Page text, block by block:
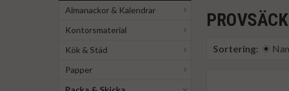
Almanackor & Kalendrar
Kontorsmaterial
Kök & Städ
Papper
Sortering: